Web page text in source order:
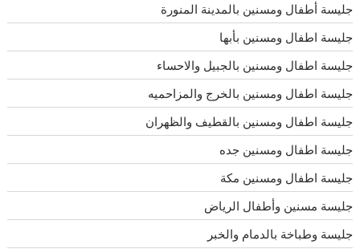
جليسة أطفال ومسنين بالمدينة المنورة
جليسة اطفال ومسنين بأبها
جليسة اطفال ومسنين بالجبيل والاحساء
جليسة اطفال ومسنين بالخرج والمزاحميه
جليسة اطفال ومسنين بالقطيف والظهران
جليسة اطفال ومسنين جده
جليسة اطفال ومسنين مكة
جليسة مسنين وأطفال الرياض
جليسة وطباخة بالدمام والخبر